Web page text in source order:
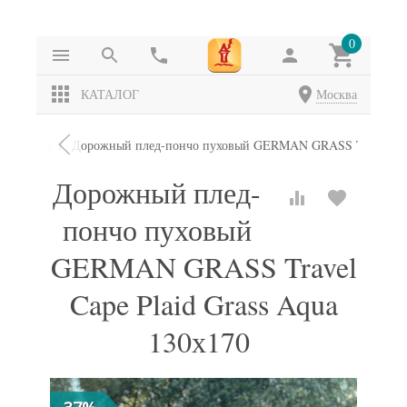
0
КАТАЛОГ Москва
Дорожный плед-пончо пуховый GERMAN GRASS Travel
Дорожный плед-
пончо пуховый
GERMAN GRASS Travel
Cape Plaid Grass Aqua
130х170